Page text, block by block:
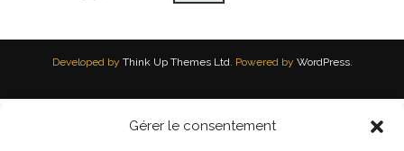
Gérer le consentement
Developed by Think Up Themes Ltd. Powered by WordPress.